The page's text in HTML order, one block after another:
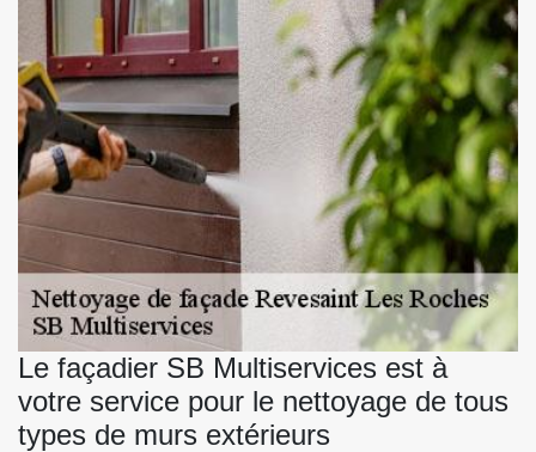
Le façadier SB Multiservices est à
votre service pour le nettoyage de tous
types de murs extérieurs